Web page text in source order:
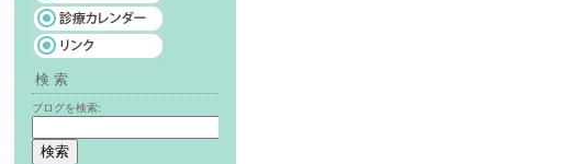
検索
ブログを検索: